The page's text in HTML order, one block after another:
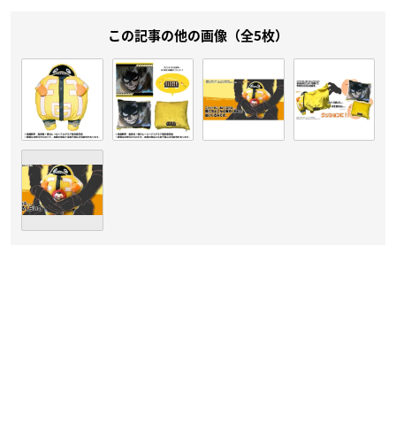
この記事の他の画像（全5枚）